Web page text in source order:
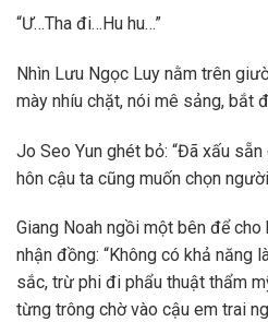
“Ư…Tha đi…Hu hu…”
Nhìn Lưu Ngọc Luy nằm trên
mày nhíu chặt, nói mê sảng, bắt
Jo Seo Yun ghét bỏ: “Đã xấu sẵn
hôn cậu ta cũng muốn chọn
Giang Noah ngồi một bên để
nhận đồng: “Không có khả năng
sắc, trừ phi đi phẩu thuật thẩm
từng trông chờ vào cậu em trai